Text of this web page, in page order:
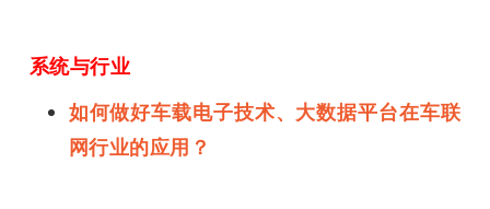
系统与行业
如何做好车载电子技术、大数据平台在车联
网行业的应用？